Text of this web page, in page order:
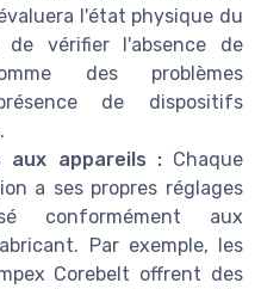
l'état physique du
de vérifier l'absence de
des problèmes
de dispositifs
aux appareils :Chaque
a ses propres réglages
aux
Par exemple, les
Corebelt offrent des